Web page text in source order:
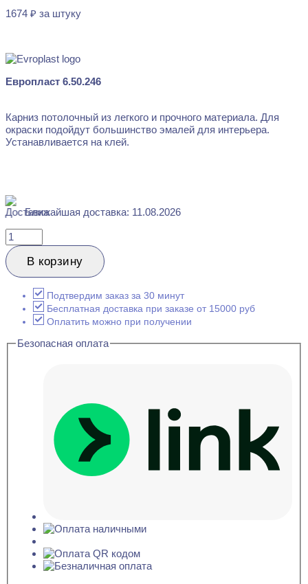
1674 ₽ за штуку
Европласт 6.50.246
Карниз потолочный из легкого и прочного материала. Для
окраски подойдут большинство эмалей для интерьера.
Устанавливается на клей.
Ближайшая доставка: 11.08.2026
Количество
товара
Evroplast
6.50.246
потолочный
Перфом
66x130x2000
В корзину
Подтвердим заказ за 30 минут
Бесплатная доставка при заказе от 15000 руб
Оплатить можно при получении
Безопасная оплата